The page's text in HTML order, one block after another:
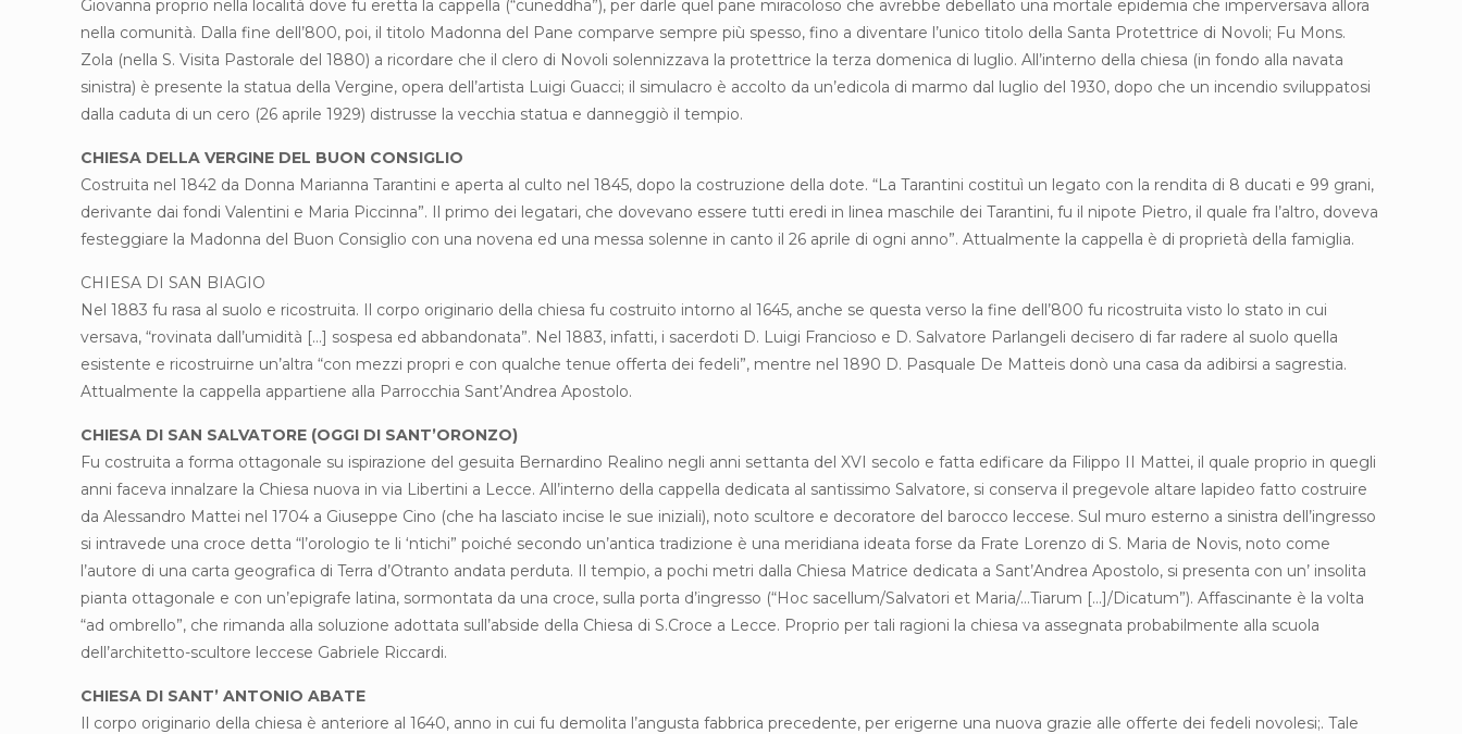
Giovanna proprio nella località dove fu eretta la cappella (“cuneddha”), per darle quel pane miracoloso che avrebbe debellato una mortale epidemia che imperversava allora
nella comunità. Dalla fine dell’800, poi, il titolo Madonna del Pane comparve sempre più spesso, fino a diventare l’unico titolo della Santa Protettrice di Novoli; Fu Mons.
Zola (nella S. Visita Pastorale del 1880) a ricordare che il clero di Novoli solennizzava la protettrice la terza domenica di luglio. All’interno della chiesa (in fondo alla navata
sinistra) è presente la statua della Vergine, opera dell’artista Luigi Guacci; il simulacro è accolto da un’edicola di marmo dal luglio del 1930, dopo che un incendio sviluppatosi
dalla caduta di un cero (26 aprile 1929) distrusse la vecchia statua e danneggiò il tempio.
CHIESA DELLA VERGINE DEL BUON CONSIGLIO
Costruita nel 1842 da Donna Marianna Tarantini e aperta al culto nel 1845, dopo la costruzione della dote. “La Tarantini costituì un legato con la rendita di 8 ducati e 99 grani,
derivante dai fondi Valentini e Maria Piccinna”. Il primo dei legatari, che dovevano essere tutti eredi in linea maschile dei Tarantini, fu il nipote Pietro, il quale fra l’altro, doveva
festeggiare la Madonna del Buon Consiglio con una novena ed una messa solenne in canto il 26 aprile di ogni anno”. Attualmente la cappella è di proprietà della famiglia.
CHIESA DI SAN BIAGIO
Nel 1883 fu rasa al suolo e ricostruita. Il corpo originario della chiesa fu costruito intorno al 1645, anche se questa verso la fine dell’800 fu ricostruita visto lo stato in cui
versava, “rovinata dall’umidità […] sospesa ed abbandonata”. Nel 1883, infatti, i sacerdoti D. Luigi Francioso e D. Salvatore Parlangeli decisero di far radere al suolo quella
esistente e ricostruirne un’altra “con mezzi propri e con qualche tenue offerta dei fedeli”, mentre nel 1890 D. Pasquale De Matteis donò una casa da adibirsi a sagrestia.
Attualmente la cappella appartiene alla Parrocchia Sant’Andrea Apostolo.
CHIESA DI SAN SALVATORE (OGGI DI SANT’ORONZO)
Fu costruita a forma ottagonale su ispirazione del gesuita Bernardino Realino negli anni settanta del XVI secolo e fatta edificare da Filippo II Mattei, il quale proprio in quegli
anni faceva innalzare la Chiesa nuova in via Libertini a Lecce. All’interno della cappella dedicata al santissimo Salvatore, si conserva il pregevole altare lapideo fatto costruire
da Alessandro Mattei nel 1704 a Giuseppe Cino (che ha lasciato incise le sue iniziali), noto scultore e decoratore del barocco leccese. Sul muro esterno a sinistra dell’ingresso
si intravede una croce detta “l’orologio te li ‘ntichi” poiché secondo un’antica tradizione è una meridiana ideata forse da Frate Lorenzo di S. Maria de Novis, noto come
l’autore di una carta geografica di Terra d’Otranto andata perduta. Il tempio, a pochi metri dalla Chiesa Matrice dedicata a Sant’Andrea Apostolo, si presenta con un’ insolita
pianta ottagonale e con un’epigrafe latina, sormontata da una croce, sulla porta d’ingresso (“Hoc sacellum/Salvatori et Maria/…Tiarum […]/Dicatum”). Affascinante è la volta
“ad ombrello”, che rimanda alla soluzione adottata sull’abside della Chiesa di S.Croce a Lecce. Proprio per tali ragioni la chiesa va assegnata probabilmente alla scuola
dell’architetto-scultore leccese Gabriele Riccardi.
CHIESA DI SANT’ ANTONIO ABATE
Il corpo originario della chiesa è anteriore al 1640, anno in cui fu demolita l’angusta fabbrica precedente, per erigerne una nuova grazie alle offerte dei fedeli novolesi;. Tale